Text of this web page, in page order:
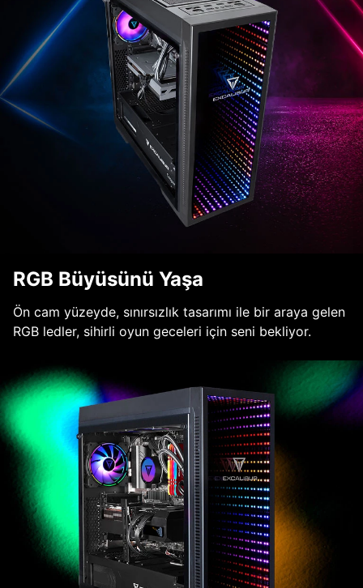
RGB Büyüsünü Yaşa
Ön cam yüzeyde, sınırsızlık tasarımı ile bir araya gelen
RGB ledler, sihirli oyun geceleri için seni bekliyor.